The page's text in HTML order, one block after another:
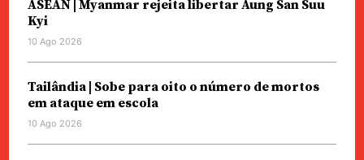
ASEAN | Myanmar rejeita libertar Aung San Suu
Kyi
10 Ago 2026
Tailândia | Sobe para oito o número de mortos
em ataque em escola
10 Ago 2026